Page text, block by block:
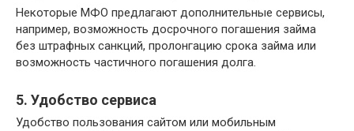
Некоторые МФО предлагают дополнительные сервисы,
например, возможность досрочного погашения займа
без штрафных санкций, пролонгацию срока займа или
возможность частичного погашения долга.
5. Удобство сервиса
Удобство пользования сайтом или мобильным